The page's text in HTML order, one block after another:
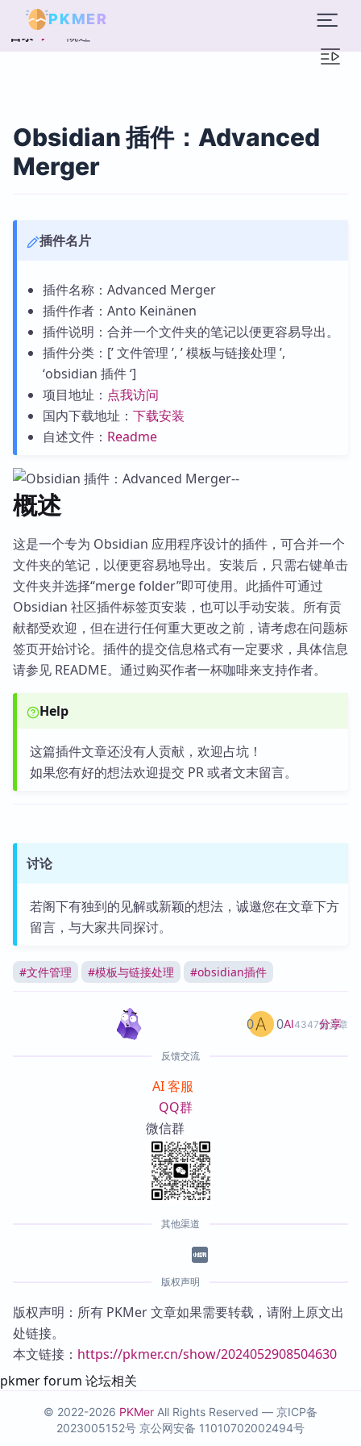
PKMER
目录 概述
Obsidian 插件：Advanced
Merger
插件名片
插件名称：Advanced Merger
插件作者：Anto Keinänen
插件说明：合并一个文件夹的笔记以便更容易导出。
插件分类：[’ 文件管理 ’, ’ 模板与链接处理 ’,
‘obsidian 插件 ‘]
项目地址： 点我访问
国内下载地址： 下载安装
自述文件： Readme
概述
这是一个专为 Obsidian 应用程序设计的插件，可合并一个
文件夹的笔记，以便更容易地导出。安装后，只需右键单击
文件夹并选择“merge folder”即可使用。此插件可通过
Obsidian 社区插件标签页安装，也可以手动安装。所有贡
献都受欢迎，但在进行任何重大更改之前，请考虑在问题标
签页开始讨论。插件的提交信息格式有一定要求，具体信息
请参见 README。通过购买作者一杯咖啡来支持作者。
Help
这篇插件文章还没有人贡献，欢迎占坑！
如果您有好的想法欢迎提交 PR 或者文末留言。
讨论
若阁下有独到的见解或新颖的想法，诚邀您在文章下方
留言，与大家共同探讨。
#文件管理 #模板与链接处理 #obsidian插件
AI4347篇文章
0 0 分享
反馈交流
AI 客服
QQ群
微信群
其他渠道
版权声明
版权声明：所有 PKMer 文章如果需要转载，请附上原文出
处链接。
本文链接： https://pkmer.cn/show/2024052908504630
pkmer forum 论坛相关
© 2022-2026 PKMer All Rights Reserved — 京ICP备
2023005152号 京公网安备 11010702002494号